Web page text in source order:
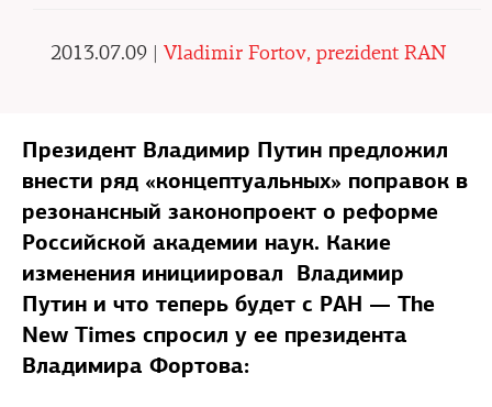
2013.07.09 | Vladimir Fortov, prezident RAN
Президент Владимир Путин предложил
внести ряд «концептуальных» поправок в
резонансный законопроект о реформе
Российской академии наук. Какие
изменения инициировал Владимир
Путин и что теперь будет с РАН — The
New Times спросил у ее президента
Владимира Фортова: